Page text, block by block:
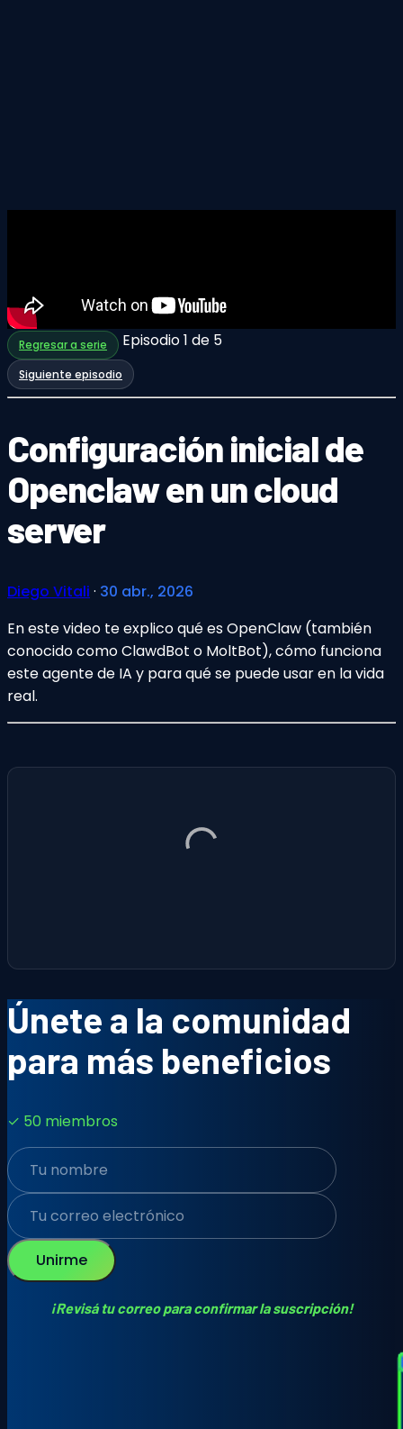
real.
Regresar a serie Episodio 1 de 5
Siguiente episodio
Configuración inicial de
Openclaw en un cloud
server
Diego Vitali · 30 abr., 2026
En este video te explico qué es OpenClaw (también
conocido como ClawdBot o MoltBot), cómo funciona
este agente de IA y para qué se puede usar en la vida
real.
Únete a la comunidad
para más beneficios
✓ 50 miembros
Unirme
¡Revisá tu correo para confirmar la suscripción!